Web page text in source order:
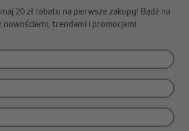
20 zł rabatu na pierwsze zakupy! Bądź na
nowościami, trendami i promocjami.